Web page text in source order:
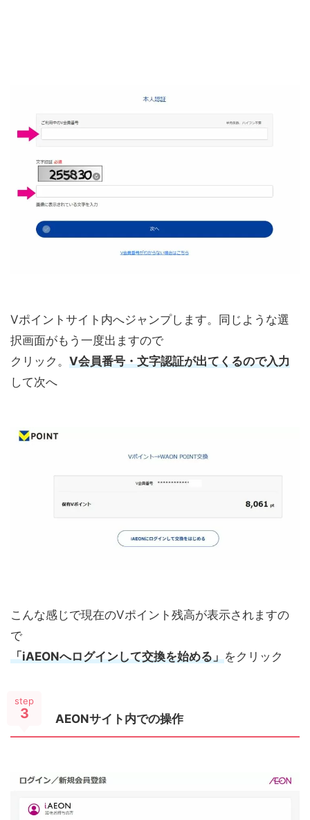
Vポイントサイト内へジャンプします。同じような選
択画面がもう一度出ますので
クリック。 V会員番号・文字認証が出てくるので入力
して次へ
こんな感じで現在のVポイント残高が表示されますの
で
「iAEONへログインして交換を始める」をクリック
step
3 AEONサイト内での操作